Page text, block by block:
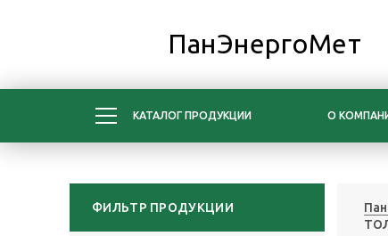
ПанЭнергоМет
КАТАЛОГ ПРОДУКЦИИ О
ФИЛЬТР ПРОДУКЦИИ